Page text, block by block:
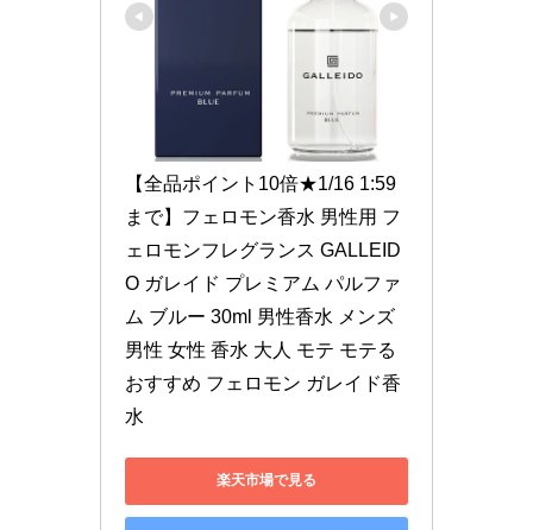
【全品ポイント10倍★1/16 1:59
まで】フェロモン香水 男性用 フ
ェロモンフレグランス GALLEID
O ガレイド プレミアム パルファ
ム ブルー 30ml 男性香水 メンズ
男性 女性 香水 大人 モテ モテる
おすすめ フェロモン ガレイド香
水
楽天市場で見る